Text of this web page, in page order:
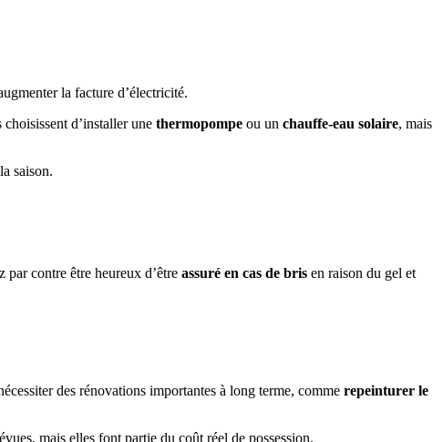
la facture d’électricité.
d’installer une thermopompe ou un chauffe-eau solaire, mais
saison.
par contre être heureux d’être assuré en cas de bris en raison du gel et
des rénovations importantes à long terme, comme repeinturer le
mais elles font partie du coût réel de possession.